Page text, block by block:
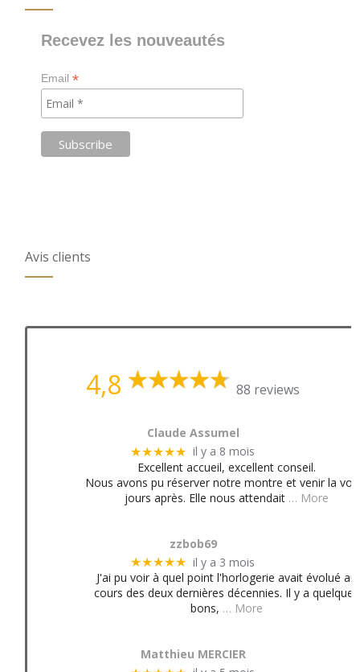
Recevez les nouveautés
Email*
Avis clients
4,8 88 reviews
Claude Assumel
★★★★★ il y a 8 mois
Excellent accueil, excellent conseil.
Nous avons pu réserver notre montre et venir la
jours après. Elle nous attendait … More
zzbob69
★★★★★ il y a 3 mois
J'ai pu voir à quel point l'horlogerie avait évolué au
cours des deux dernières décennies. Il y a quelques
bons, … More
Matthieu MERCIER